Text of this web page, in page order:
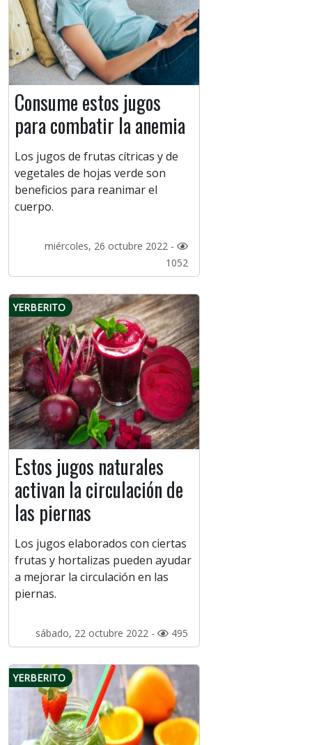
Consume estos jugos
para combatir la anemia
Los jugos de frutas cítricas y de
vegetales de hojas verde son
beneficios para reanimar el
cuerpo.
miércoles, 26 octubre 2022 -
1052
YERBERITO
Estos jugos naturales
activan la circulación de
las piernas
Los jugos elaborados con ciertas
frutas y hortalizas pueden ayudar
a mejorar la circulación en las
piernas.
sábado, 22 octubre 2022 - 495
YERBERITO